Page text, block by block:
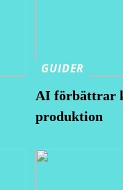
GUIDER
AI förbättrar
produktion